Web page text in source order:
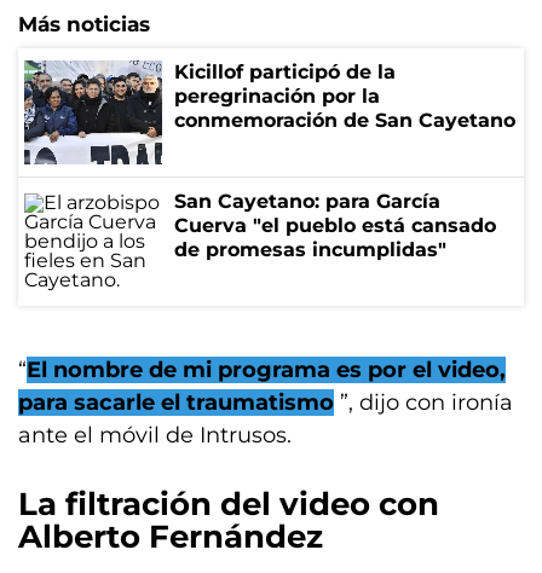
Más noticias
Kicillof participó de la
peregrinación por la
conmemoración de San Cayetano
San Cayetano: para García
Cuerva "el pueblo está cansado
de promesas incumplidas"
“El nombre de mi programa es por el video,
para sacarle el traumatismo ”, dijo con ironía
ante el móvil de Intrusos.
La filtración del video con
Alberto Fernández